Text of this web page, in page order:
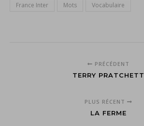
France Inter Mots Vocabulaire
PRÉCÉDENT
TERRY PRATCHETT
PLUS RÉCENT
LA FERME